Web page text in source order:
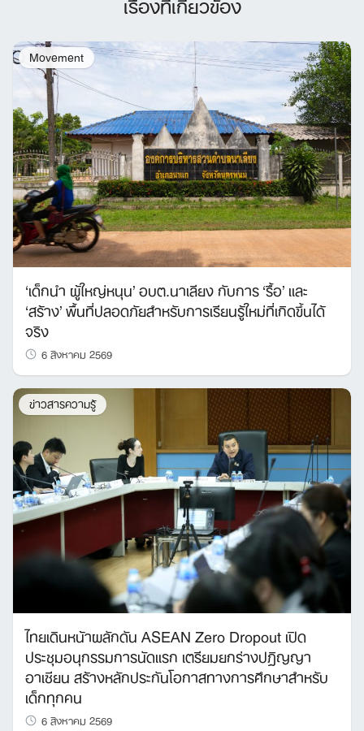
Search
for:
Movement
‘เด็กนำ ผู้ใหญ่หนุน’ อบต.นาเลียง กับการ ‘รื้อ’ และ
‘สร้าง’ พื้นที่ปลอดภัยสำหรับการเรียนรู้ใหม่ที่เกิดขึ้นได้
จริง
6 สิงหาคม 2569
ข่าวสารความรู้
ไทยเดินหน้าผลักดัน ASEAN Zero Dropout เปิด
ประชุมอนุกรรมการนัดแรก เตรียมยกร่างปฏิญญา
อาเซียน สร้างหลักประกันโอกาสทางการศึกษาสำหรับ
เด็กทุกคน
6 สิงหาคม 2569